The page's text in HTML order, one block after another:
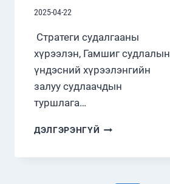
2025-04-22
Стратеги судалгааны
хүрээлэн, Гамшиг судлалын
үндэсний хүрээлэнгийн
залуу судлаачдын
туршлага…
ДЭЛГЭРЭНГҮЙ ЗАЛУУ